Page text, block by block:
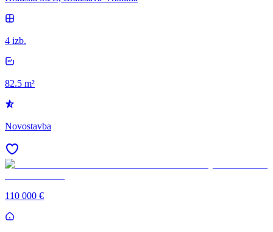
4 izb.
82.5 m²
Novostavba
110 000 €